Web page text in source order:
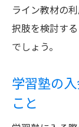
料金
学習塾の
ニック
学習
ライン教材の
択肢を検討す
でしょう。
学習塾の
こと